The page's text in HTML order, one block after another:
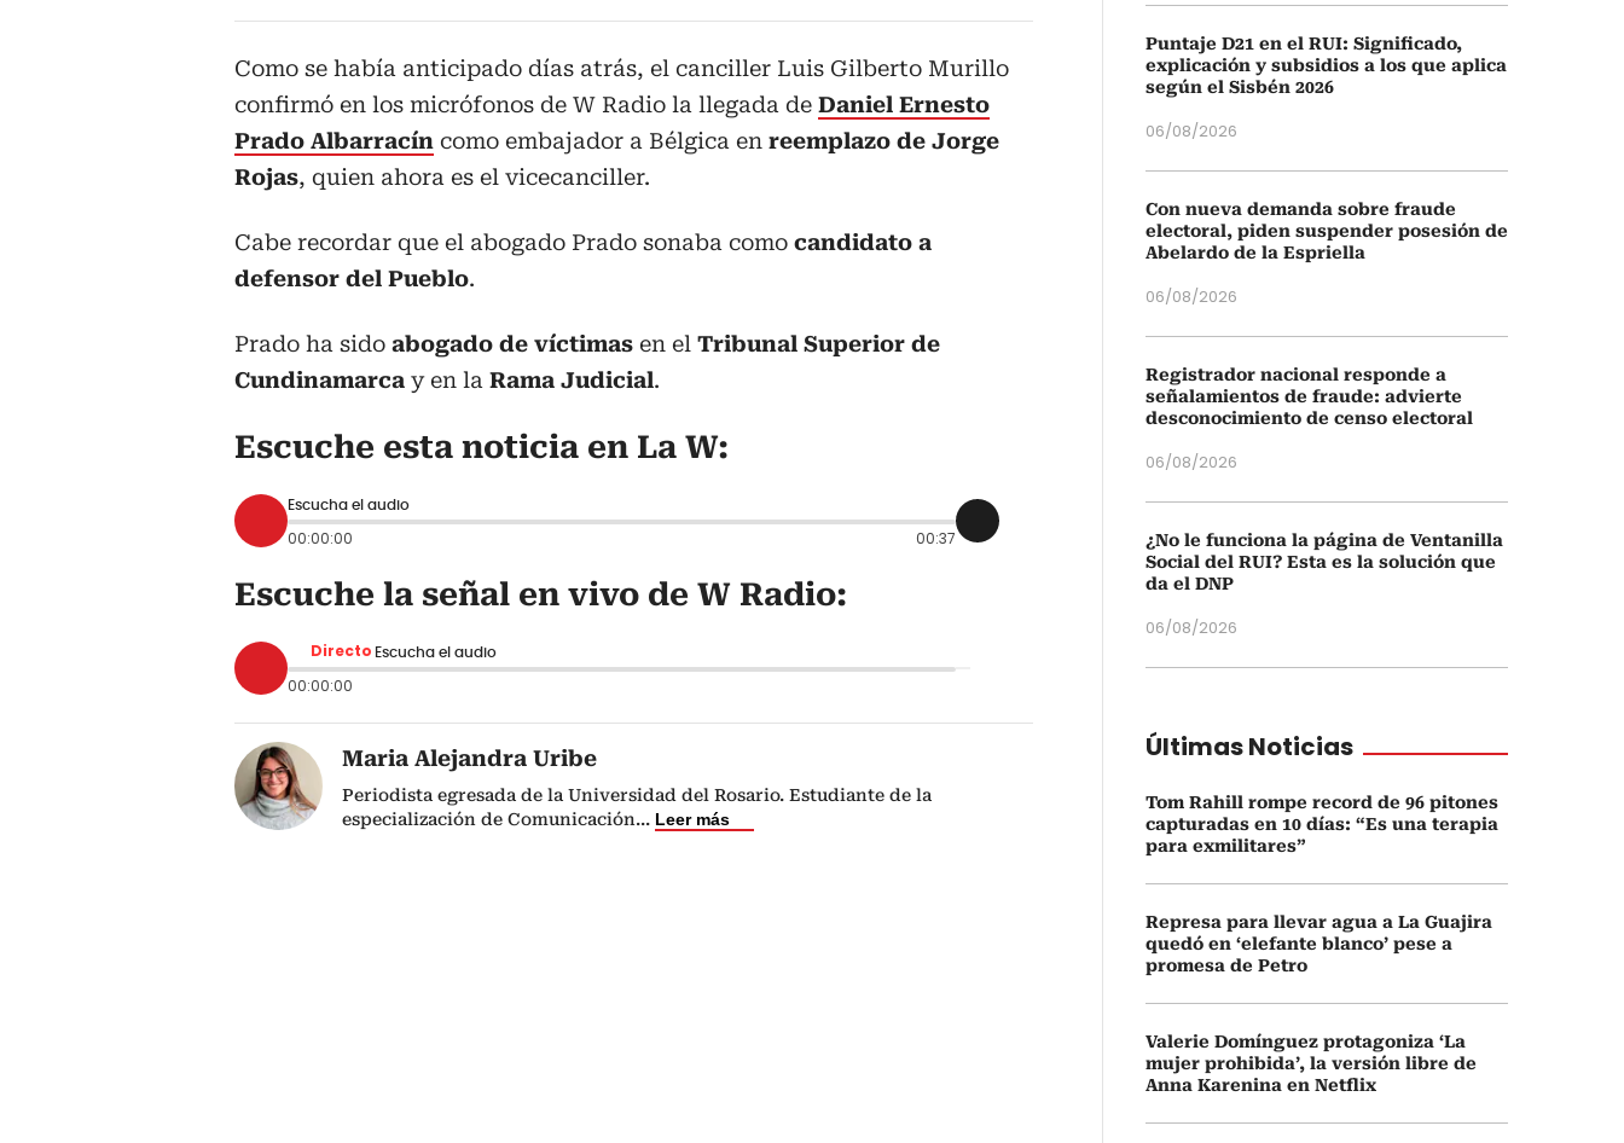
Como se había anticipado días atrás, el canciller Luis Gilberto Murillo
confirmó en los micrófonos de W Radio la llegada de Daniel Ernesto
Prado Albarracín como embajador a Bélgica en reemplazo de Jorge
Rojas, quien ahora es el vicecanciller.
Cabe recordar que el abogado Prado sonaba como candidato a
defensor del Pueblo.
Prado ha sido abogado de víctimas en el Tribunal Superior de
Cundinamarca y en la Rama Judicial.
Escuche esta noticia en La W:
Escucha el audio
00:00:00 00:37
Escuche la señal en vivo de W Radio:
Directo Escucha el audio
00:00:00
Maria Alejandra Uribe
Periodista egresada de la Universidad del Rosario. Estudiante de la
especialización de Comunicación... Leer más
Puntaje D21 en el RUI: Significado,
explicación y subsidios a los que aplica
según el Sisbén 2026
06/08/2026
Con nueva demanda sobre fraude
electoral, piden suspender posesión de
Abelardo de la Espriella
06/08/2026
Registrador nacional responde a
señalamientos de fraude: advierte
desconocimiento de censo electoral
06/08/2026
¿No le funciona la página de Ventanilla
Social del RUI? Esta es la solución que
da el DNP
06/08/2026
Últimas Noticias
Tom Rahill rompe record de 96 pitones
capturadas en 10 días: “Es una terapia
para exmilitares”
Represa para llevar agua a La Guajira
quedó en ‘elefante blanco’ pese a
promesa de Petro
Valerie Domínguez protagoniza ‘La
mujer prohibida’, la versión libre de
Anna Karenina en Netflix